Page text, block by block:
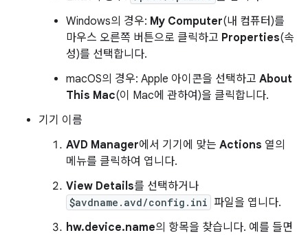
Windows의 경우: My Computer(내 컴퓨터)를
마우스 오른쪽 버튼으로 클릭하고 Properties(속
성)를 선택합니다.
macOS의 경우: Apple 아이콘을 선택하고 About
This Mac(이 Mac에 관하여)을 클릭합니다.
기기 이름
AVD Manager에서 기기에 맞는 Actions 열의
메뉴를 클릭하여 엽니다.
View Details를 선택하거나
$avdname.avd/config.ini 파일을 엽니다.
hw.device.name의 항목을 찾습니다. 예를 들면